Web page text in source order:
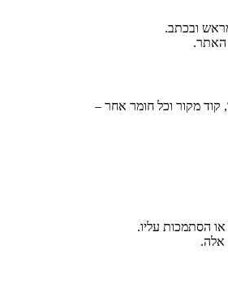
ובכתב.
האתר.
קוד מקור וכל חומר אחר –
הסתמכות עליו.
אלה.